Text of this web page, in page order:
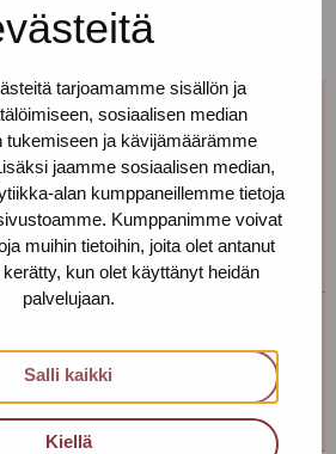
tarjoamamme sisällön ja
sosiaalisen median
tukemiseen ja kävijämäärämme
jaamme sosiaalisen median,
alan kumppaneillemme tietoja
Kumppanimme voivat
muihin tietoihin, joita olet antanut
kerätty, kun olet käyttänyt heidän
palvelujaan.
Salli kaikki
Kiellä
mutta haluaisit
yhteyttä!
sopivan ajan ja paikan!